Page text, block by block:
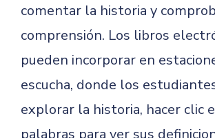
comentar la historia y
comprensión. Los libros
pueden incorporar en
escucha, donde los
explorar la historia, hacer clic
palabras para ver sus